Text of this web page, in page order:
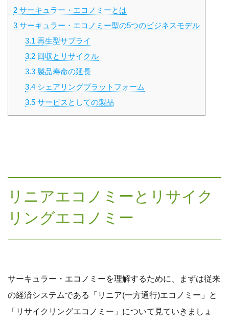
2 サーキュラー・エコノミーとは
3 サーキュラー・エコノミー型の5つのビジネスモデル
3.1 再生型サプライ
3.2回収とリサイクル
3.3製品寿命の延長
3.4シェアリングプラットフォーム
3.5サービスとしての製品
リニアエコノミーとリサイク
リングエコノミー
サーキュラー・エコノミーを理解するために、まずは従来
の経済システムである「リニア(一方通行)エコノミー」と
「リサイクリングエコノミー」について見ていきましょ